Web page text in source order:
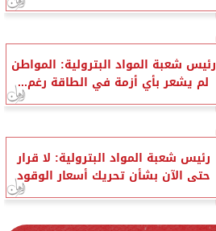
رئيس شعبة المواد البترولية: المواطن
لم يشعر بأي أزمة في الطاقة رغم...
رئيس شعبة المواد البترولية: لا قرار
حتى الآن بشأن تحريك أسعار الوقود